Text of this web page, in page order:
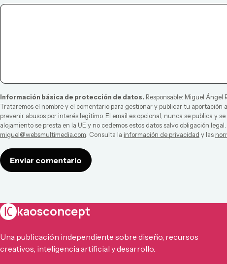
Información básica de protección de datos. Responsable: Miguel Ángel
Trataremos el nombre y el comentario para gestionar y publicar tu aportación
prevenir abusos por interés legítimo. El email es opcional, nunca se publica y
alojamiento se presta en la UE y no cedemos estos datos salvo obligación
miguel@websmultimedia.com . Consulta la información de privacidad y las
Enviar comentario
kaosconcept
Una publicación independiente sobre diseño, recursos
creativos, inteligencia artificial y desarrollo.